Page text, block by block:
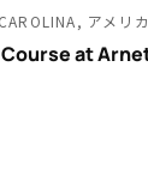
アメリ
at